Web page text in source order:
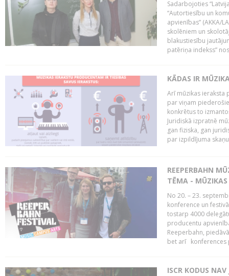
Sadarbojoties
“Autortiesību un
apvienības” (AKKA/
skolēniem un
blakustiesību
patēriņa indekss”
KĀDAS IR
Arī mūzikas ieraksta
par viņam
konkrētus to
Juridiskā izpratnē
gan fiziska, gan
par izpildījuma
REEPERBAHN
TĒMA -
No 20. – 23.
konference un
tostarp 4000
producentu
Reeperbahn,
bet arī konferences
ISCR KODUS